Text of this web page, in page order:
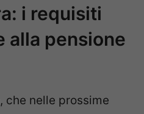
i requisiti
alla pensione
che nelle prossime